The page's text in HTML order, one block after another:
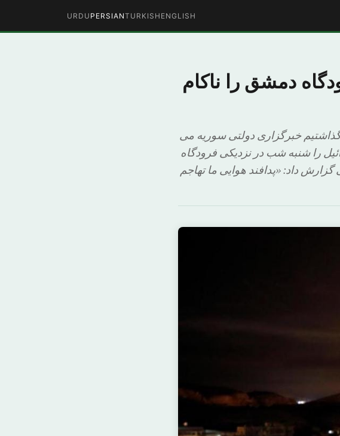
ENGLISH
TURKISH
PERSIAN
URDU
دمشق را ناکام
خبرگزاری دولتی سوریه می
را شنبه شب در نزدیکی فرودگاه
داد: «پدافند هوایی ما تهاجم